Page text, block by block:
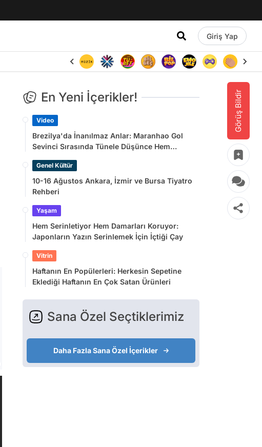
Giriş Yap
Görüş Bildir
En Yeni İçerikler!
Video
Brezilya'da İnanılmaz Anlar: Maranhao Gol
Sevinci Sırasında Tünele Düşünce Hem
Genel Kültür
10-16 Ağustos Ankara, İzmir ve Bursa Tiyatro
Rehberi
Yaşam
Hem Serinletiyor Hem Damarları Koruyor:
Japonların Yazın Serinlemek İçin İçtiği Çay
Vitrin
Haftanın En Popülerleri: Herkesin Sepetine
Eklediği Haftanın En Çok Satan Ürünleri
Sana Özel Seçtiklerimiz
Daha Fazla Sana Özel İçerikler